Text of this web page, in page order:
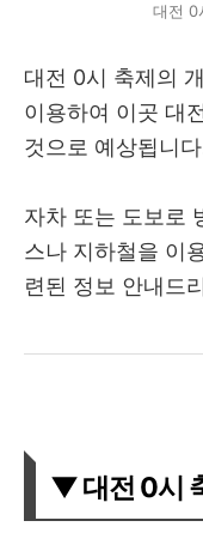
대전 0
대전 0시 축제의
이용하여 이곳 대
것으로 예상됩니
자차 또는 도보로
스나 지하철을 이
련된 정보 안내드
▼ 대전 0시